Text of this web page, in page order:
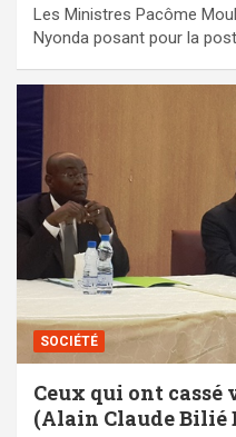
Les Ministres Pacôme
Nyonda posant pour la
SOCIÉTÉ
Ceux qui ont
(Alain Claude Bilié